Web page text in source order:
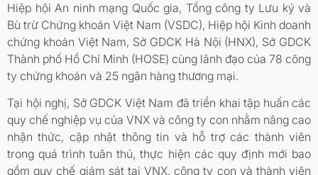
Hiệp hội An ninh mạng Quốc gia, Tổng công ty Lưu ký và
Bù trừ Chứng khoán Việt Nam (VSDC), Hiệp hội Kinh doanh
chứng khoán Việt Nam, Sở GDCK Hà Nội (HNX), Sở GDCK
Thành phố Hồ Chí Minh (HOSE) cùng lãnh đạo của 78 công
ty chứng khoán và 25 ngân hàng thương mại.
Tại hội nghị, Sở GDCK Việt Nam đã triển khai tập huấn các
quy chế nghiệp vụ của VNX và công ty con nhằm nâng cao
nhận thức, cập nhật thông tin và hỗ trợ các thành viên
trong quá trình tuân thủ, thực hiện các quy định mới bao
gồm quy chế giám sát tại VNX, công ty con và thành viên